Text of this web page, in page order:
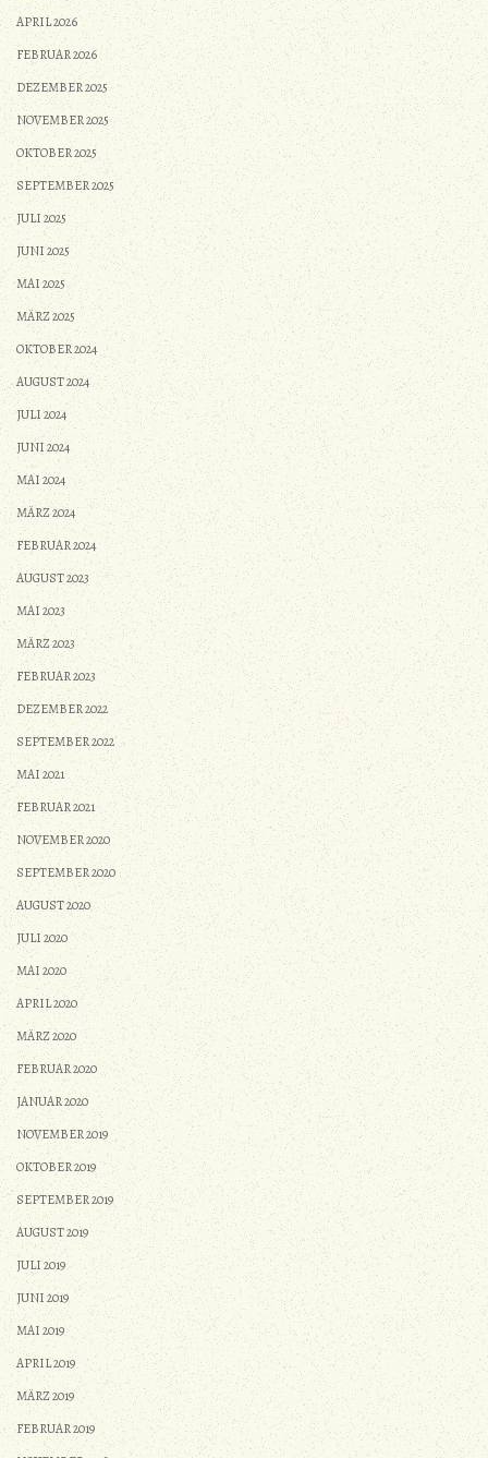
APRIL 2026
FEBRUAR 2026
DEZEMBER 2025
NOVEMBER 2025
OKTOBER 2025
SEPTEMBER 2025
JULI 2025
JUNI 2025
MAI 2025
MÄRZ 2025
OKTOBER 2024
AUGUST 2024
JULI 2024
JUNI 2024
MAI 2024
MÄRZ 2024
FEBRUAR 2024
AUGUST 2023
MAI 2023
MÄRZ 2023
FEBRUAR 2023
DEZEMBER 2022
SEPTEMBER 2022
MAI 2021
FEBRUAR 2021
NOVEMBER 2020
SEPTEMBER 2020
AUGUST 2020
JULI 2020
MAI 2020
APRIL 2020
MÄRZ 2020
FEBRUAR 2020
JANUAR 2020
NOVEMBER 2019
OKTOBER 2019
SEPTEMBER 2019
AUGUST 2019
JULI 2019
JUNI 2019
MAI 2019
APRIL 2019
MÄRZ 2019
FEBRUAR 2019